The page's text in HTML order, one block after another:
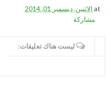
at الاثنين, ديسمبر 01, 2014
مشاركة
ليست هناك تعليقات:
WRITE COMMENTS